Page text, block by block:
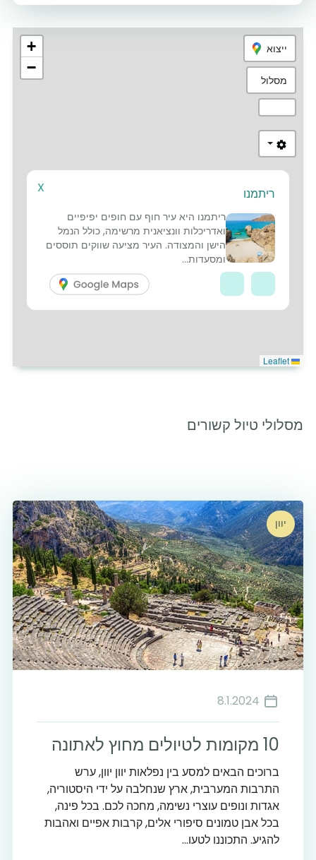
+
−
Leaflet
ייצוא
מסלול
X ריתמנו
ריתמנו היא עיר חוף עם חופים יפיפיים
ואדריכלות וונציאנית מרשימה, כולל הנמל
הישן והמצודה. העיר מציעה שווקים תוססים
ומסעדות...
מסלולי טיול קשורים
יוון
8.1.2024
10 מקומות לטיולים מחוץ לאתונה
ברוכים הבאים למסע בין נפלאות יוון יוון, ערש
התרבות המערבית, ארץ שנחלבה על ידי היסטוריה,
אגדות ונופים עוצרי נשימה, מחכה לכם. בכל פינה,
בכל אבן טמונים סיפורי אלים, קרבות אפיים ואהבות
להגיע. התכוננו לטעו...